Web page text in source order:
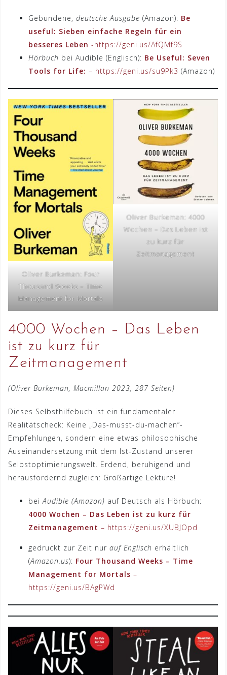
Gebundene, deutsche Ausgabe (Amazon): Be
useful: Sieben einfache Regeln für ein
besseres Leben -https://geni.us/AfQMf9S
Hörbuch bei Audible (Englisch): Be Useful: Seven
Tools for Life: – https://geni.us/su9Pk3 (Amazon)
Oliver Burkeman: Four
Thousand Weeks – Time
Management for Mortals
Oliver Burkeman: 4000
Wochen – Das Leben ist
zu kurz für
Zeitmanagement
4000 Wochen – Das Leben
ist zu kurz für
Zeitmanagement
(Oliver Burkeman, Macmillan 2023, 287 Seiten)
Dieses Selbsthilfebuch ist ein fundamentaler
Realitätscheck: Keine „Das-musst-du-machen“-
Empfehlungen, sondern eine etwas philosophische
Auseinandersetzung mit dem Ist-Zustand unserer
Selbstoptimierungswelt. Erdend, beruhigend und
herausfordernd zugleich: Großartige Lektüre!
bei Audible (Amazon) auf Deutsch als Hörbuch:
4000 Wochen – Das Leben ist zu kurz für
Zeitmanagement – https://geni.us/XUBJOpd
gedruckt zur Zeit nur auf Englisch erhältlich
(Amazon.us): Four Thousand Weeks – Time
Management for Mortals –
https://geni.us/BAgPWd